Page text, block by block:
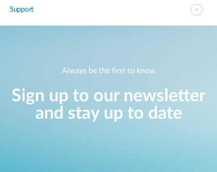
Support
Always be the first to know
Sign up to our newsletter
and stay up to date